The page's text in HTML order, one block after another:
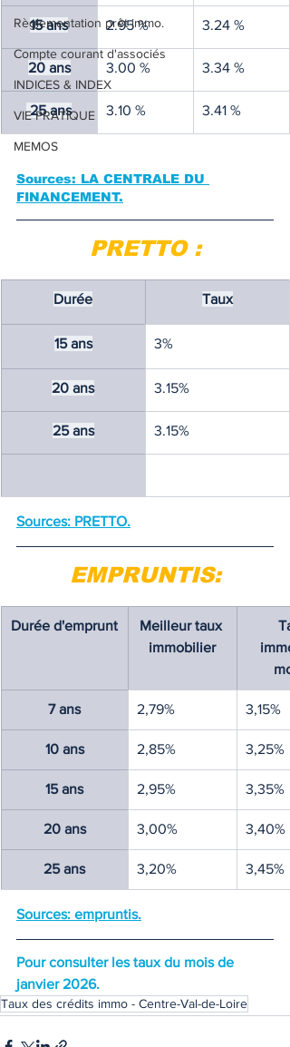
Règlementation prêt immo.
Compte courant d'associés
INDICES & INDEX
VIE PRATIQUE
MEMOS
15 ans 2.95 % 3.24 %
20 ans 3.00 % 3.34 %
25 ans 3.10 % 3.41 %
Sources: LA CENTRALE DU
FINANCEMENT.
PRETTO :
Durée Taux
15 ans 3%
20 ans 3.15%
25 ans 3.15%
Sources: PRETTO.
EMPRUNTIS:
Durée d'emprunt
Meilleur taux
immobilier
7 ans 2,79% 3,15%
10 ans 2,85% 3,25%
15 ans 2,95% 3,35%
20 ans 3,00% 3,40%
25 ans 3,20% 3,45%
Sources: empruntis.
Pour consulter les taux du mois de
janvier 2026.
Taux des crédits immo - Centre-Val-de-Loire